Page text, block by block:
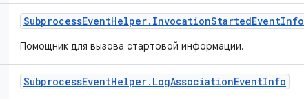
SubprocessEventHelper. InvocationStartedEventInfo
Помощник для вызова стартовой информации.
SubprocessEventHelper. LogAssociationEventInfo